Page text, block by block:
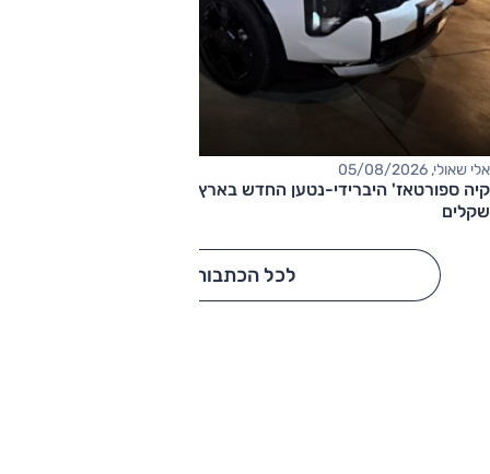
אלי שאולי, 05/08/2026
שקלים
לכל הכתבות